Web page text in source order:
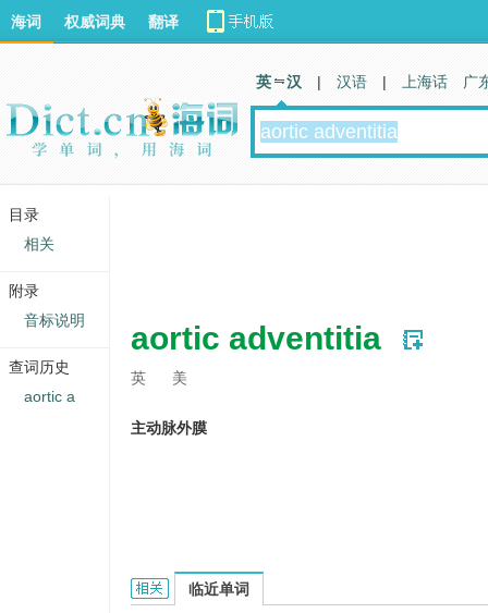
aortic adventitia
英 美
主动脉外膜
aortic adventitia的相关资料：
临近单词
海词 权威词典 翻译
英 汉 | 汉语 | 上海话 广
目录
相关
附录
音标说明
查词历史
aortic a